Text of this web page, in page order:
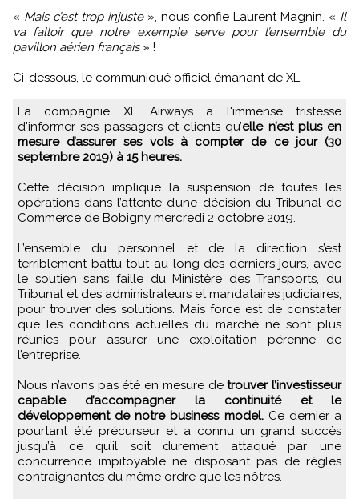
« Mais c’est trop injuste», nous confie Laurent Magnin. « Il
va falloir que notre exemple serve pour l’ensemble du
pavillon aérien français» !
Ci-dessous, le communiqué officiel émanant de XL.
La compagnie XL Airways a l'immense tristesse
d'informer ses passagers et clients qu’elle n’est plus en
mesure d’assurer ses vols à compter de ce jour (30
septembre 2019) à 15 heures.
Cette décision implique la suspension de toutes les
opérations dans l’attente d’une décision du Tribunal de
Commerce de Bobigny mercredi 2 octobre 2019.
L’ensemble du personnel et de la direction s’est
terriblement battu tout au long des derniers jours, avec
le soutien sans faille du Ministère des Transports, du
Tribunal et des administrateurs et mandataires judiciaires,
pour trouver des solutions. Mais force est de constater
que les conditions actuelles du marché ne sont plus
réunies pour assurer une exploitation pérenne de
l’entreprise.
Nous n’avons pas été en mesure detrouver l’investisseur
capable d’accompagner la continuité et le
développement de notre business model.Ce dernier a
pourtant été précurseur et a connu un grand succès
jusqu’à ce qu’il soit durement attaqué par une
concurrence impitoyable ne disposant pas de règles
contraignantes du même ordre que les nôtres.